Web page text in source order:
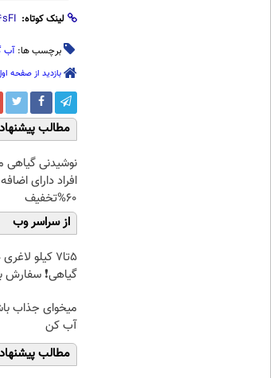
لینک کوتاه:
برچسب ها: آب
بازدید از صفحه
مطالب
نوشیدنی گیاهی
افراد دارای
60%تخفیف
از سراسر وب
5تا7 کیلو
گیاهی❗
میخوای جذاب
آب کن
مطالب